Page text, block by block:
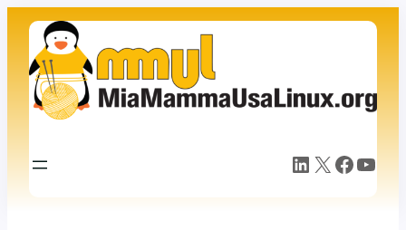
contenuto
LinkedIn X Facebook YouTube